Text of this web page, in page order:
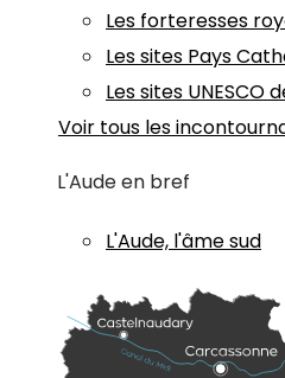
Les forteresses
Les sites Pays
Les sites UNESCO
Voir tous les
L'Aude en bref
L'Aude, l'âme sud